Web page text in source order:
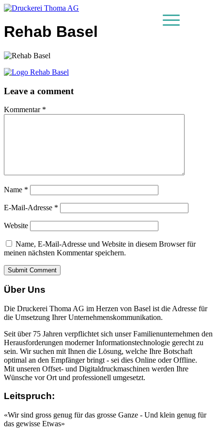
Rehab Basel
Leave a comment
Kommentar *
Name *
E-Mail-Adresse *
Website
Name, E-Mail-Adresse und Website in diesem Browser für
meinen nächsten Kommentar speichern.
Über Uns
Die Druckerei Thoma AG im Herzen von Basel ist die Adresse für
die Umsetzung Ihrer Unternehmenskommunikation.
Seit über 75 Jahren verpflichtet sich unser Familienunternehmen den
Herausforderungen moderner Informationstechnologie gerecht zu
sein. Wir suchen mit Ihnen die Lösung, welche Ihre Botschaft
optimal an den Empfänger bringt - sei dies Online oder Offline.
Mit unseren Offset- und Digitaldruckmaschinen werden Ihre
Wünsche vor Ort und professionell umgesetzt.
Leitspruch:
«Wir sind gross genug für das grosse Ganze - Und klein genug für
das gewisse Etwas»